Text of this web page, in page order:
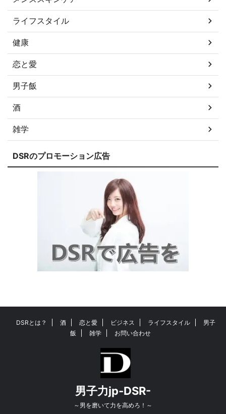
ライフスタイル
健康
恋と愛
男子飯
酒
雑学
DSRのプロモーション広告
DSRとは？ 酒 恋と愛 ビジネス ライフスタイル
男子
飯
雑学 お問い合わせ
男子力jp-DSR-
～男を磨いて力を高めろ！～